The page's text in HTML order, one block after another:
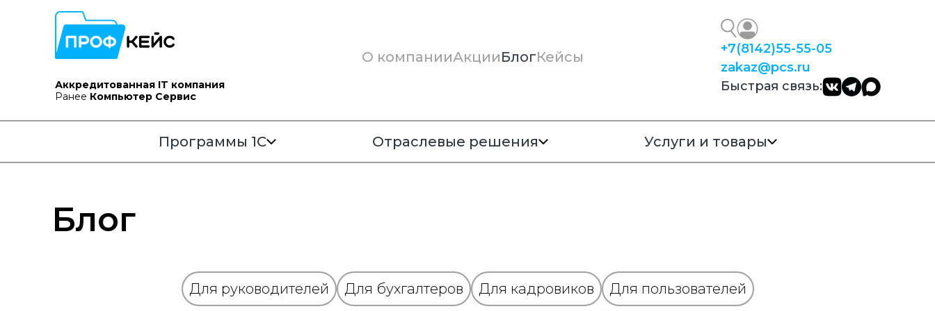
Аккредитованная IT компания
Ранее Компьютер Сервис
О компанииАкцииБлогКейсы
+7(8142)55-55-05
zakaz@pcs.ru
Быстрая связь:
Программы 1С Отраслевые решения Услуги и товары
Блог
Для руководителей Для бухгалтеров Для кадровиков Для пользователей